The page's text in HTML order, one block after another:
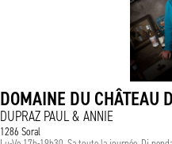
DOMAINE DU CHÂTEAU
DUPRAZ PAUL & ANNIE
1286 Soral